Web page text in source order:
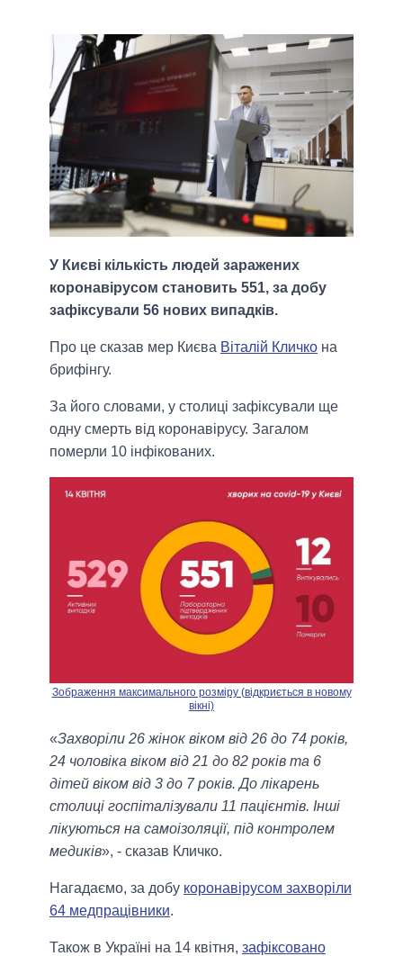
У Києві кількість людей заражених
коронавірусом становить 551, за добу
зафіксували 56 нових випадків.
Про це сказав мер Києва Віталій Кличко на
брифінгу.
За його словами, у столиці зафіксували ще
одну смерть від коронавірусу. Загалом
померли 10 інфікованих.
Зображення максимального розміру (відкриється в новому
вікні)
«Захворіли 26 жінок віком від 26 до 74 років,
24 чоловіка віком від 21 до 82 років та 6
дітей віком від 3 до 7 років. До лікарень
столиці госпіталізували 11 пацієнтів. Інші
лікуються на самоізоляції, під контролем
медиків», - сказав Кличко.
Нагадаємо, за добу коронавірусом захворіли
64 медпрацівники.
Також в Україні на 14 квітня, зафіксовано